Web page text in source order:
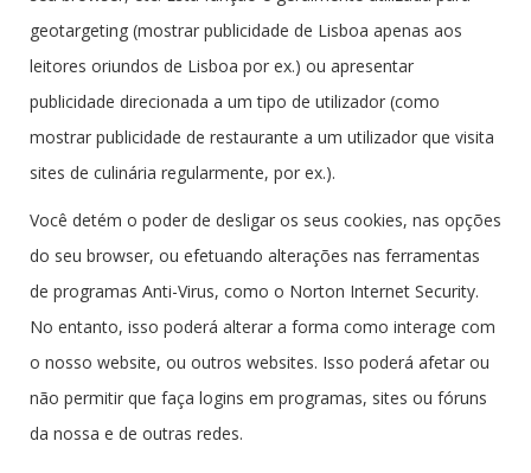
geotargeting (mostrar publicidade de Lisboa apenas aos
leitores oriundos de Lisboa por ex.) ou apresentar
publicidade direcionada a um tipo de utilizador (como
mostrar publicidade de restaurante a um utilizador que visita
sites de culinária regularmente, por ex.).
Você detém o poder de desligar os seus cookies, nas opções
do seu browser, ou efetuando alterações nas ferramentas
de programas Anti-Virus, como o Norton Internet Security.
No entanto, isso poderá alterar a forma como interage com
o nosso website, ou outros websites. Isso poderá afetar ou
não permitir que faça logins em programas, sites ou fóruns
da nossa e de outras redes.